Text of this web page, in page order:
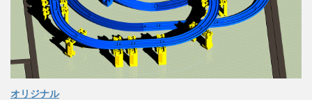
オリジナル